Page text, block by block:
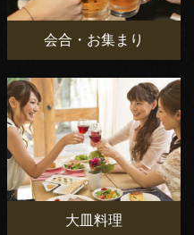
会合・お集まり
大皿料理